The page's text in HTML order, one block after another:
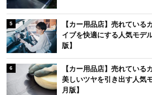
5
【カー用品店】売れている
イブを快適にする人気モデ
版】
6
【カー用品店】売れている
美しいツヤを引き出す人気
月版】